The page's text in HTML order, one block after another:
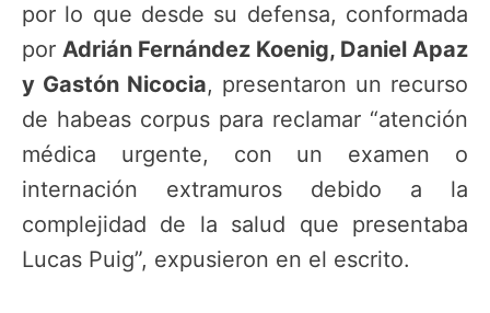
por lo que desde su defensa, conformada
por Adrián Fernández Koenig, Daniel Apaz
y Gastón Nicocia, presentaron un recurso
de habeas corpus para reclamar “atención
médica urgente, con un examen o
internación extramuros debido a la
complejidad de la salud que presentaba
Lucas Puig”, expusieron en el escrito.